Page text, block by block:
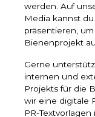
werden. Auf
Media kannst
präsentieren,
Bienenprojekt
Gerne
internen und
Projekts für die
wir eine digitale
PR-